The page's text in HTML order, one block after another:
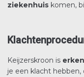
ziekenhuis komen,
Keijzerskroon is
je een klacht